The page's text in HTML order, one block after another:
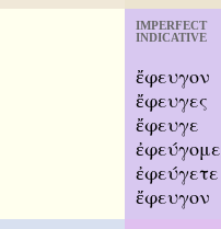
IMPERFECT
INDICATIVE
ἔφευγον
ἔφευγες
ἔφευγε
ἐφεύγετε
ἔφευγον